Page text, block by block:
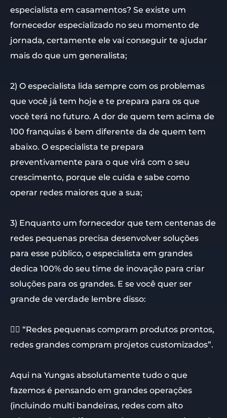
especialista em casamentos? Se existe um
fornecedor especializado no seu momento de
jornada, certamente ele vai conseguir te ajudar
mais do que um generalista;
2) O especialista lida sempre com os problemas
que você já tem hoje e te prepara para os que
você terá no futuro. A dor de quem tem acima de
100 franquias é bem diferente da de quem tem
abaixo. O especialista te prepara
preventivamente para o que virá com o seu
crescimento, porque ele cuida e sabe como
operar redes maiores que a sua;
3) Enquanto um fornecedor que tem centenas de
redes pequenas precisa desenvolver soluções
para esse público, o especialista em grandes
dedica 100% do seu time de inovação para criar
soluções para os grandes. E se você quer ser
grande de verdade lembre disso:
👉🏼 “Redes pequenas compram produtos prontos,
redes grandes compram projetos customizados”.
Aqui na Yungas absolutamente tudo o que
fazemos é pensando em grandes operações
(incluindo multi bandeiras, redes com alto